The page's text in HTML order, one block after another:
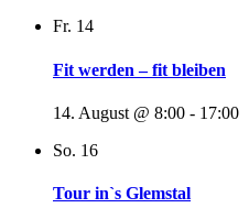
Fr. 14
Fit werden – fit bleiben
14. August @ 8:00 - 17:00
So. 16
Tour in`s Glemstal